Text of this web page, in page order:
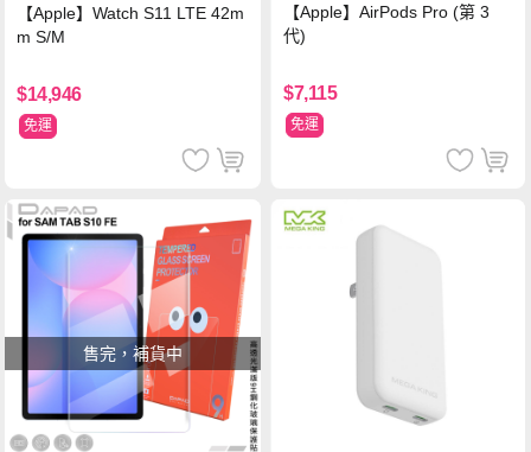
【Apple】Watch S11 LTE 42m
m S/M
$14,946
免運
【Apple】AirPods Pro (第 3
代)
$7,115
免運
售完，補貨中